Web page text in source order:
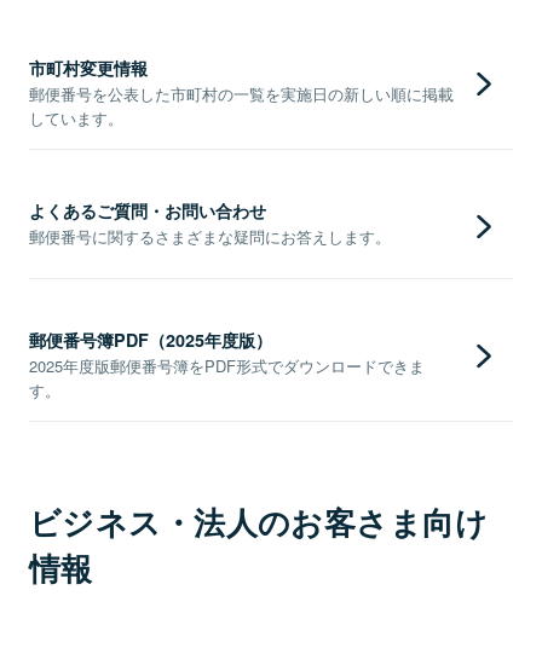
市町村変更情報
郵便番号を公表した市町村の一覧を実施日の新しい順に掲載
しています。
よくあるご質問・お問い合わせ
郵便番号に関するさまざまな疑問にお答えします。
郵便番号簿PDF（2025年度版）
2025年度版郵便番号簿をPDF形式でダウンロードできま
す。
ビジネス・法人のお客さま向け
情報